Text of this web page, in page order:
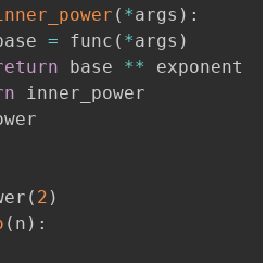
( *args ) :
= func ( *args )
base **
( 2 )
( n ) :